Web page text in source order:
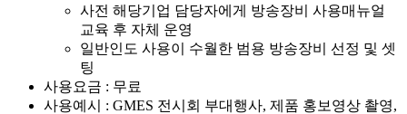
사전 해당기업 담당자에게 방송장비 사용매뉴얼
교육 후 자체 운영
일반인도 사용이 수월한 범용 방송장비 선정 및 셋
팅
사용요금 : 무료
사용예시 : GMES 전시회 부대행사, 제품 홍보영상 촬영,